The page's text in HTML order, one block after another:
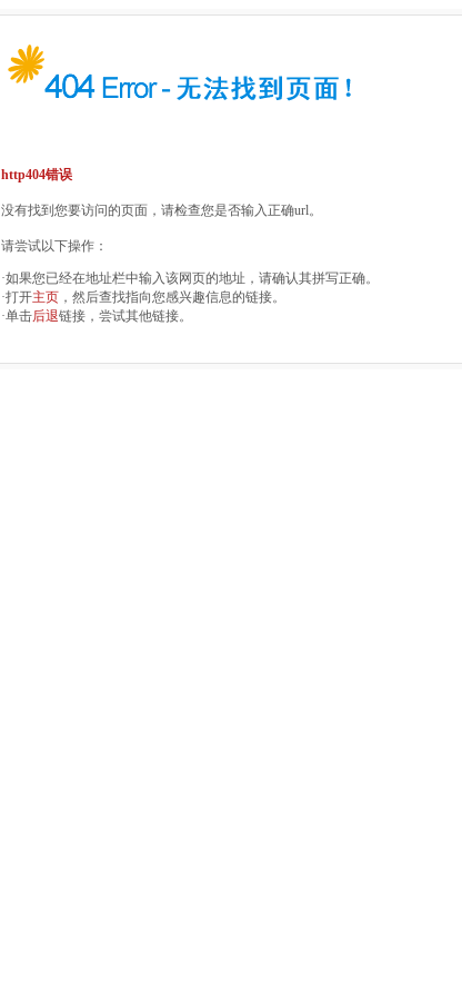
http404错误
没有找到您要访问的页面，请检查您是否输入正确url。
请尝试以下操作：
·如果您已经在地址栏中输入该网页的地址，请确认其拼写正确。
·打开主页 ，然后查找指向您感兴趣信息的链接。
·单击后退链接，尝试其他链接。